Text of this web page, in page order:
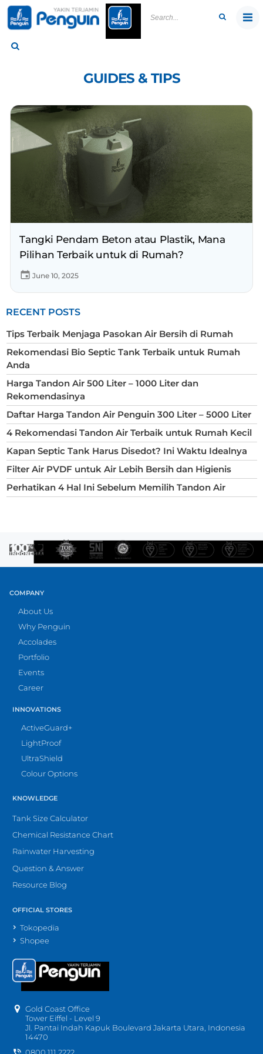
Skip
content
GUIDES & TIPS
Tangki Pendam Beton atau Plastik, Mana
Pilihan Terbaik untuk di Rumah?
June 10, 2025
RECENT POSTS
Tips Terbaik Menjaga Pasokan Air Bersih di Rumah
Rekomendasi Bio Septic Tank Terbaik untuk Rumah
Anda
Harga Tandon Air 500 Liter – 1000 Liter dan
Rekomendasinya
Daftar Harga Tandon Air Penguin 300 Liter – 5000 Liter
4 Rekomendasi Tandon Air Terbaik untuk Rumah Kecil
Kapan Septic Tank Harus Disedot? Ini Waktu Idealnya
Filter Air PVDF untuk Air Lebih Bersih dan Higienis
Perhatikan 4 Hal Ini Sebelum Memilih Tandon Air
COMPANY
About Us
Why Penguin
Accolades
Portfolio
Events
Career
INNOVATIONS
ActiveGuard+
LightProof
UltraShield
Colour Options
KNOWLEDGE
Tank Size Calculator
Chemical Resistance Chart
Rainwater Harvesting
Question & Answer
Resource Blog
OFFICIAL STORES
Tokopedia
Shopee
Gold Coast Office
Tower Eiffel - Level 9
Jl. Pantai Indah Kapuk Boulevard Jakarta Utara, Indonesia
14470